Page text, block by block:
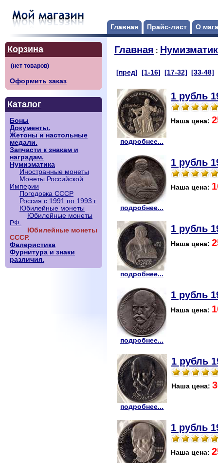
Главная Прайс-лист О
Корзина
Оформить заказ
Каталог
Боны
Документы.
Жетоны и настольные
медали.
Запчасти к знакам и
наградам.
Нумизматика
Иностранные монеты
Монеты Российской
Империи
Погодовка СССР
Россия с 1991 по 1993 г.
Юбилейные монеты
Юбилейные монеты
РФ.
Юбилейные монеты
СССР.
Фалеристика
Фурнитура и знаки
различия.
Главная :
[пред] [1-16] [17-32] [33-48]
подробнее...
1 рубль
Наша цена:
подробнее...
1 рубль
Наша цена:
подробнее...
1 рубль
Наша цена:
подробнее...
1 рубль
Наша цена:
подробнее...
1 рубль
Наша цена:
1 рубль
Наша цена: